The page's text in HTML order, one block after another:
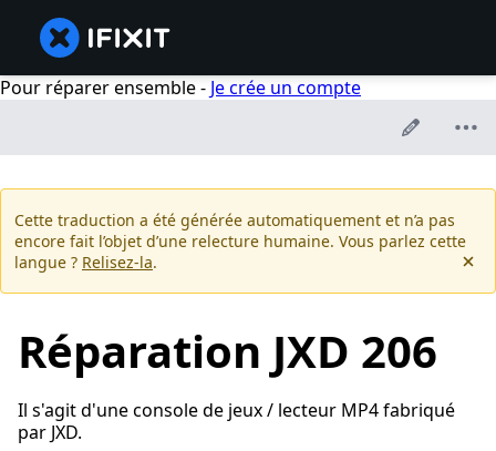
Pour réparer ensemble - Je crée un compte
Cette traduction a été générée automatiquement et n’a pas
encore fait l’objet d’une relecture humaine. Vous parlez cette
langue ? Relisez-la.
Réparation JXD 206
Il s'agit d'une console de jeux / lecteur MP4 fabriqué
par JXD.